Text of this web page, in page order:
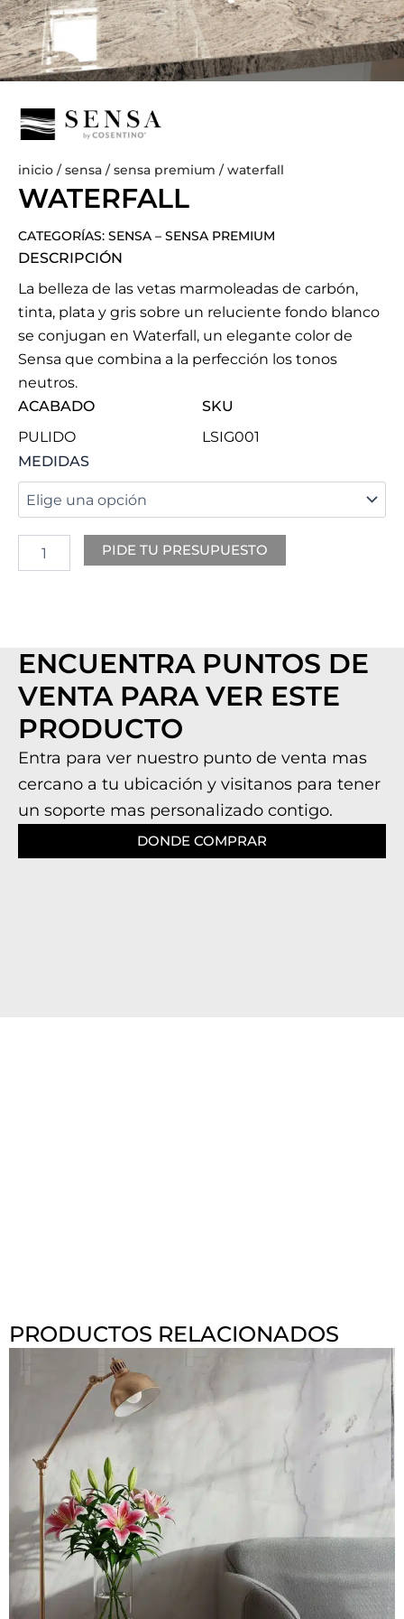
inicio /sensa /sensa premium / waterfall
WATERFALL
CATEGORÍAS: SENSA – SENSA PREMIUM
DESCRIPCIÓN
La belleza de las vetas marmoleadas de carbón,
tinta, plata y gris sobre un reluciente fondo blanco
se conjugan en Waterfall, un elegante color de
Sensa que combina a la perfección los tonos
neutros.
ACABADO
PULIDO
SKU
LSIG001
MEDIDAS
WATERFALL
PIDE TU PRESUPUESTO
ENCUENTRA PUNTOS DE
VENTA PARA VER ESTE
PRODUCTO
Entra para ver nuestro punto de venta mas
cercano a tu ubicación y visitanos para tener
un soporte mas personalizado contigo.
DONDE COMPRAR
PRODUCTOS RELACIONADOS